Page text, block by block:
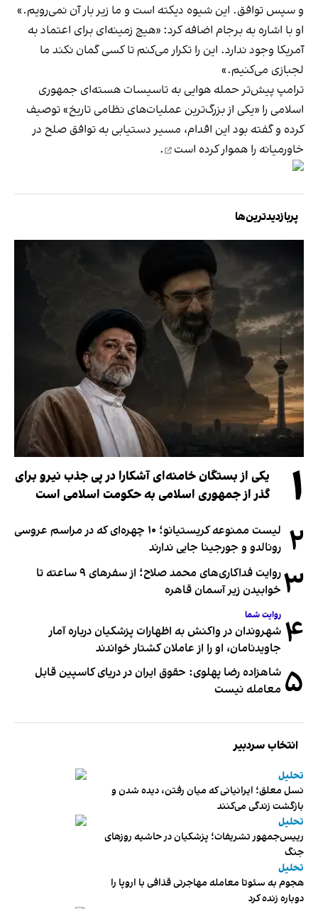
و سپس توافق. این شیوه دیکته است و ما زیر بار آن نمی‌رویم.»
او با اشاره به برجام اضافه کرد: «هیچ زمینه‌ای برای اعتماد به
آمریکا وجود ندارد. این را تکرار می‌کنم تا کسی گمان نکند ما
لجبازی می‌کنیم.»
ترامپ پیش‌تر حمله هوایی به تاسیسات هسته‌ای جمهوری
اسلامی را «یکی از بزرگ‌ترین عملیات‌های نظامی تاریخ» توصیف
کرده و گفته بود این اقدام، مسیر دستیابی به توافق صلح در
خاورمیانه را هموار کرده است .
پربازدیدترین‌ها
۱
یکی از بستگان خامنه‌ای آشکارا در پی جذب نیرو برای
گذر از جمهوری اسلامی به حکومت اسلامی است
۲
لیست ممنوعه کریستیانو؛ ۱۰ چهره‌ای که در مراسم عروسی
رونالدو و جورجینا جایی ندارند
۳
روایت فداکاری‌های محمد صلاح؛ از سفرهای ۹ ساعته تا
خوابیدن زیر آسمان قاهره
۴ روایت شما
شهروندان در واکنش به اظهارات پزشکیان درباره آمار
جاویدنامان، او را از عاملان کشتار خواندند
۵ شاهزاده رضا پهلوی: حقوق ایران در دریای کاسپین قابل
معامله نیست
انتخاب سردبیر
تحلیل
نسل معلق؛ ایرانیانی که میان رفتن، دیده شدن و
بازگشت زندگی می‌کنند
تحلیل
رییس‌جمهور تشریفات؛ پزشکیان در حاشیه روزهای
جنگ
تحلیل
هجوم به سئوتا معامله مهاجرتی قذافی با اروپا را
دوباره زنده کرد